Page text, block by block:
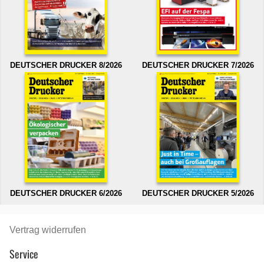
DEUTSCHER DRUCKER 8/2026 DEUTSCHER DRUCKER 7/2026
DEUTSCHER DRUCKER 6/2026 DEUTSCHER DRUCKER 5/2026
Vertrag widerrufen
Service